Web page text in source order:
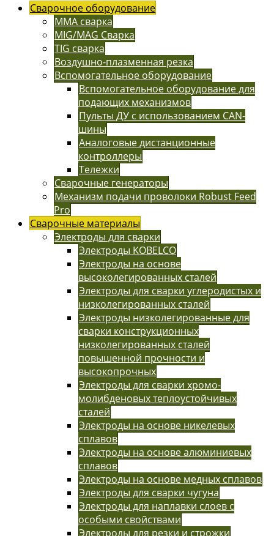
Сварочное оборудование
MMA сварка
MIG/MAG Сварка
TIG сварка
Воздушно-плазменная резка
Вспомогательное оборудование
Вспомогательное оборудование для
подающих механизмов
Пульты ДУ с использованием CAN-
шины
Аналоговые дистанционные
контроллеры
Тележки
Сварочные генераторы
Механизм подачи проволоки Robust Feed
Pro
Сварочные материалы
Электроды для сварки
Электроды KOBELCO
Электроды на основе
высоколегированных сталей
Электроды для сварки углеродистых и
низколегированных сталей
Электроды низколегированные для
сварки конструкционных
низколегированных сталей
повышенной прочности и
высокопрочных
Электроды для сварки хромо-
молибденовых теплоустойчивых
сталей
Электроды на основе никелевых
сплавов
Электроды на основе алюминиевых
сплавов
Электроды на основе медных сплавов
Электроды для сварки чугуна
Электроды для наплавки слоев с
особыми свойствами
Электроды для резки и строжки